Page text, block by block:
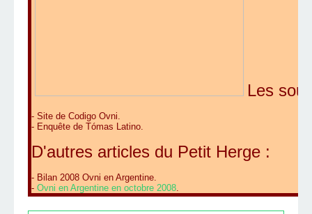
Les
- Site de Codigo Ovni.
- Enquête de Tómas Latino.
D'autres articles du Petit Herge :
- Bilan 2008 Ovni en Argentine.
- Ovni en Argentine en octobre 2008.